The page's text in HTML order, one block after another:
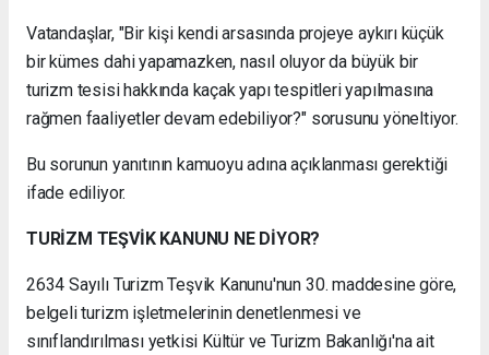
Vatandaşlar, "Bir kişi kendi arsasında projeye aykırı küçük
bir kümes dahi yapamazken, nasıl oluyor da büyük bir
turizm tesisi hakkında kaçak yapı tespitleri yapılmasına
rağmen faaliyetler devam edebiliyor?" sorusunu yöneltiyor.
Bu sorunun yanıtının kamuoyu adına açıklanması gerektiği
ifade ediliyor.
TURİZM TEŞVİK KANUNU NE DİYOR?
2634 Sayılı Turizm Teşvik Kanunu'nun 30. maddesine göre,
belgeli turizm işletmelerinin denetlenmesi ve
sınıflandırılması yetkisi Kültür ve Turizm Bakanlığı'na ait